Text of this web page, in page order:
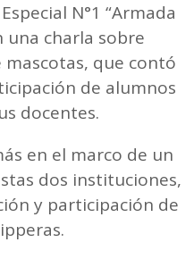
N°1 “Armada
una charla sobre
que contó
de alumnos
docentes.
en el marco de un
dos instituciones,
y participación de